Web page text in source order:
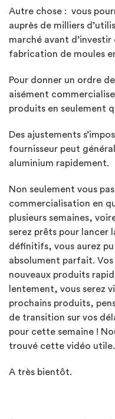
Autre chose : vous
auprès de milliers
marché avant
fabrication de moules
Pour donner un ordre
aisément
produits en seulement
Des ajustements
fournisseur peut
aluminium rapidement.
Non seulement vous
commercialisation en
plusieurs semaines,
serez prêts pour lancer
définitifs, vous aurez
absolument parfait.
nouveaux produits
lentement, vous serez
prochains produits,
de transition sur vos
pour cette semaine !
trouvé cette vidéo utile.
A très bientôt.